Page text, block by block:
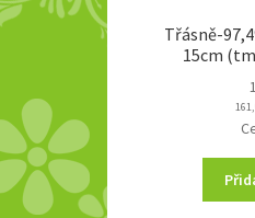
Třásně-
15cm